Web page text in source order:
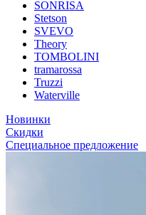
SONRISA
Stetson
SVEVO
Theory
TOMBOLINI
tramarossa
Truzzi
Waterville
Новинки
Скидки
Специальное предложение